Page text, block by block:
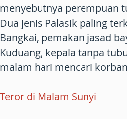
menyebutnya perempuan
Dua jenis Palasik paling
Bangkai, pemakan jasad
Kuduang, kepala tanpa
malam hari mencari
Teror di Malam Sunyi